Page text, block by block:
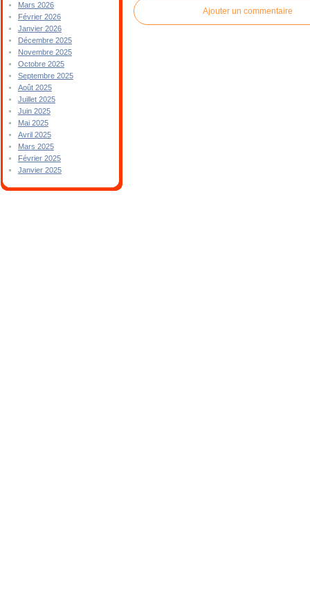
Mars 2026
Février 2026
Janvier 2026
Décembre 2025
Novembre 2025
Octobre 2025
Septembre 2025
Août 2025
Juillet 2025
Juin 2025
Mai 2025
Avril 2025
Mars 2025
Février 2025
Janvier 2025
Ajouter un commentaire